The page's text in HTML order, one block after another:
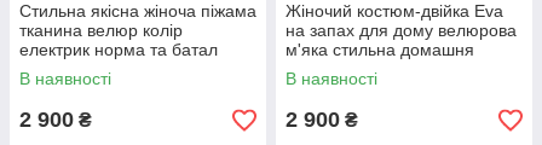
Стильна якісна жіноча піжама
тканина велюр колір
електрик норма та батал
костюм-двійка для дому
В наявності
2 900 ₴
Жіночий костюм-двійка Eva
на запах для дому велюрова
м'яка стильна домашня
піжама норма та батал
В наявності
2 900 ₴